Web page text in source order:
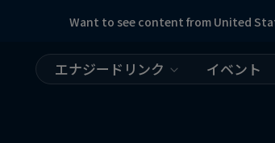
Want to see content from United
エナジードリンク イベント